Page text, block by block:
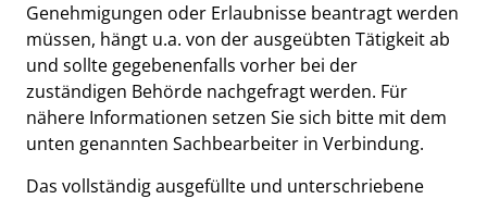
Genehmigungen oder Erlaubnisse beantragt werden
müssen, hängt u.a. von der ausgeübten Tätigkeit ab
und sollte gegebenenfalls vorher bei der
zuständigen Behörde nachgefragt werden. Für
nähere Informationen setzen Sie sich bitte mit dem
unten genannten Sachbearbeiter in Verbindung.
Das vollständig ausgefüllte und unterschriebene